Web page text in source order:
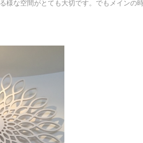
様な空間がとても大切です。でもメインの